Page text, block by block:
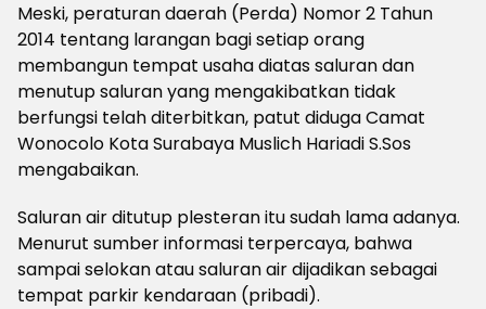
Meski, peraturan daerah (Perda) Nomor 2 Tahun
2014 tentang larangan bagi setiap orang
membangun tempat usaha diatas saluran dan
menutup saluran yang mengakibatkan tidak
berfungsi telah diterbitkan, patut diduga Camat
Wonocolo Kota Surabaya Muslich Hariadi S.Sos
mengabaikan.
Saluran air ditutup plesteran itu sudah lama adanya.
Menurut sumber informasi terpercaya, bahwa
sampai selokan atau saluran air dijadikan sebagai
tempat parkir kendaraan (pribadi).